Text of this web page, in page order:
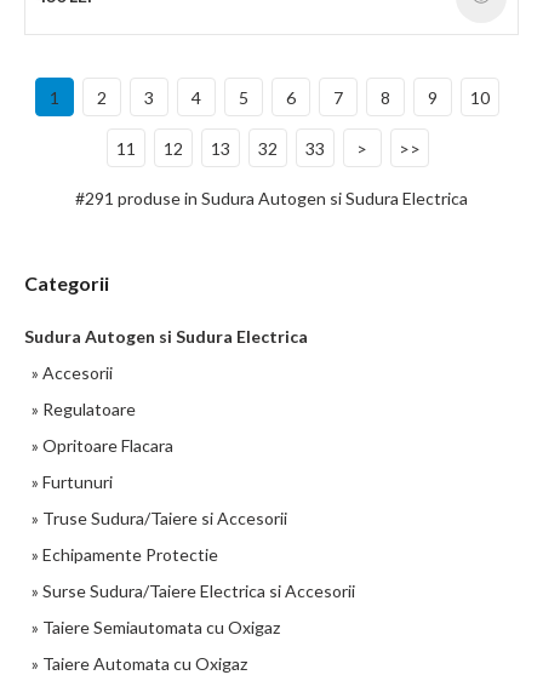
35 LEI
detalii
1 2 3 4 5 6 7 8 9 10
11 12 13 32 33 > >>
#291 produse in Sudura Autogen si Sudura Electrica
Categorii
Sudura Autogen si Sudura Electrica
» Accesorii
» Regulatoare
» Opritoare Flacara
» Furtunuri
» Truse Sudura/Taiere si Accesorii
» Echipamente Protectie
» Surse Sudura/Taiere Electrica si Accesorii
» Taiere Semiautomata cu Oxigaz
» Taiere Automata cu Oxigaz